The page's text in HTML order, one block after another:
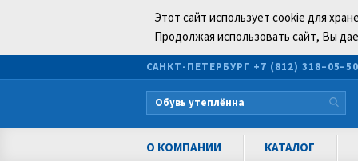
Этот сайт использует cookie для
Продолжая использовать сайт, Вы
САНКТ-ПЕТЕРБУРГ +7 (812) 318–05–50
О КОМПАНИИ КАТАЛОГ